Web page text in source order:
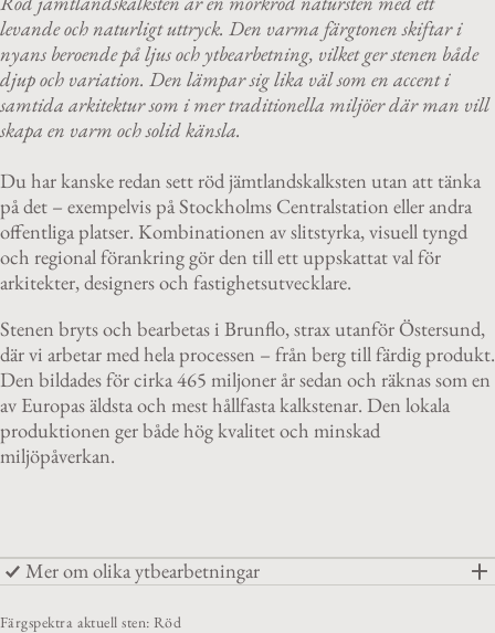
levande och naturligt uttryck. Den varma färgtonen skiftar i
nyans beroende på ljus och ytbearbetning, vilket ger stenen både
djup och variation. Den lämpar sig lika väl som en accent i
samtida arkitektur som i mer traditionella miljöer där man vill
skapa en varm och solid känsla.
Du har kanske redan sett röd jämtlandskalksten utan att tänka
på det – exempelvis på Stockholms Centralstation eller andra
offentliga platser. Kombinationen av slitstyrka, visuell tyngd
och regional förankring gör den till ett uppskattat val för
arkitekter, designers och fastighetsutvecklare.
Stenen bryts och bearbetas i Brunflo, strax utanför Östersund,
där vi arbetar med hela processen – från berg till färdig produkt.
Den bildades för cirka 465 miljoner år sedan och räknas som en
av Europas äldsta och mest hållfasta kalkstenar. Den lokala
produktionen ger både hög kvalitet och minskad
miljöpåverkan.
Mer om olika ytbearbetningar
Färgspektra aktuell sten: Röd